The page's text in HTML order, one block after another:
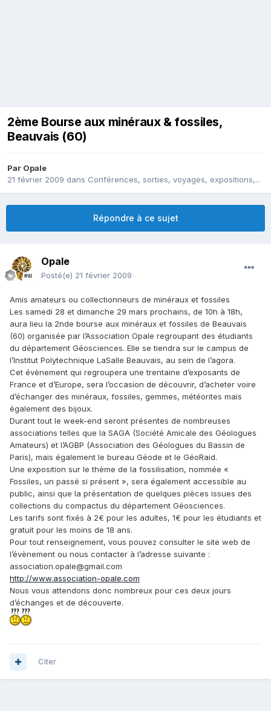
2ème Bourse aux minéraux & fossiles,
Beauvais (60)
Par Opale
21 février 2009 dans Conférences, sorties, voyages, expositions,...
Répondre à ce sujet
Opale
Posté(e) 21 février 2009
Amis amateurs ou collectionneurs de minéraux et fossiles
Les samedi 28 et dimanche 29 mars prochains, de 10h à 18h,
aura lieu la 2nde bourse aux minéraux et fossiles de Beauvais
(60) organisée par l’Association Opale regroupant des étudiants
du département Géosciences. Elle se tiendra sur le campus de
l’Institut Polytechnique LaSalle Beauvais, au sein de l’agora.
Cet évènement qui regroupera une trentaine d’exposants de
France et d’Europe, sera l’occasion de découvrir, d’acheter voire
d’échanger des minéraux, fossiles, gemmes, météorites mais
également des bijoux.
Durant tout le week-end seront présentes de nombreuses
associations telles que la SAGA (Société Amicale des Géologues
Amateurs) et l’AGBP (Association des Géologues du Bassin de
Paris), mais également le bureau Géode et le GéoRaid.
Une exposition sur le thème de la fossilisation, nommée «
Fossiles, un passé si présent », sera également accessible au
public, ainsi que la présentation de quelques pièces issues des
collections du compactus du département Géosciences.
Les tarifs sont fixés à 2€ pour les adultes, 1€ pour les étudiants et
gratuit pour les moins de 18 ans.
Pour tout renseignement, vous pouvez consulter le site web de
l’évènement ou nous contacter à l’adresse suivante :
association.opale@gmail.com
http://www.association-opale.com
Nous vous attendons donc nombreux pour ces deux jours
d’échanges et de découverte.
Citer